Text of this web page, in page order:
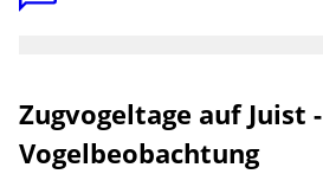
Zugvogeltage auf Juist -
Vogelbeobachtung